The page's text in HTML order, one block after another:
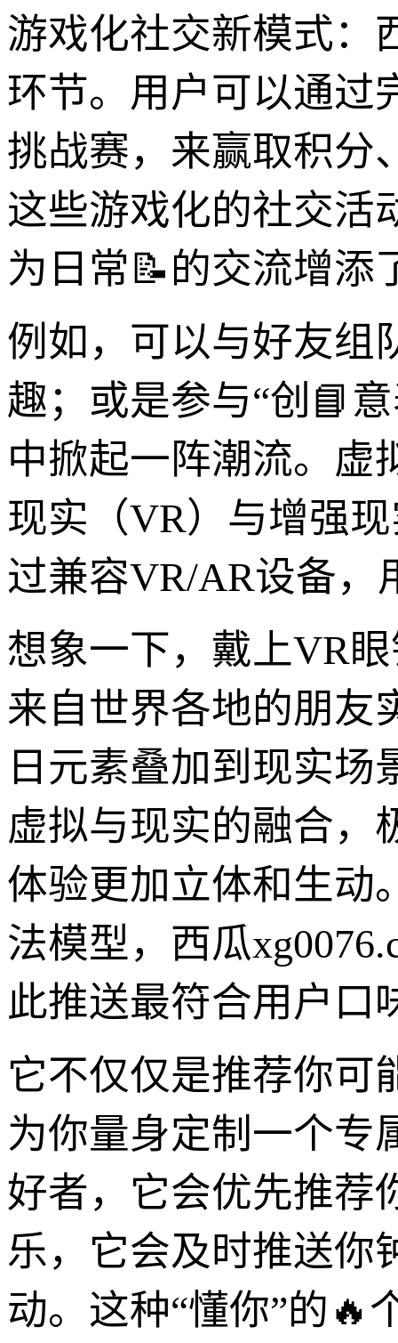
游戏化社交新模式：
环节。用户可以通过
挑战赛，来赢取积分
这些游戏化的社交活
为日常📝的交流增添
例如，可以与好友组
趣；或是参与“创📘
中掀起一阵潮流。虚
现实（VR）与增强
过兼容VR/AR设备，
想象一下，戴上VR
来自世界各地的朋友
日元素叠加到现实
虚拟与现实的融合，
体验更加立体和生动
法模型，西瓜
此推送最符合用户口
它不仅仅是推荐你可
为你量身定制一个专
好者，它会优先推荐
乐，它会及时推送你
动。这种“懂你”的🔥